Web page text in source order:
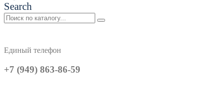
Search
Единый телефон
+7 (949) 863-86-59